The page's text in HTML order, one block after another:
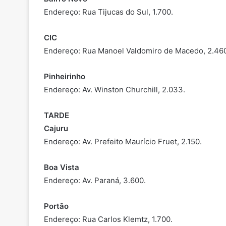
Endereço: Rua Tijucas do Sul, 1.700.
CIC
Endereço: Rua Manoel Valdomiro de Macedo,
Pinheirinho
Endereço: Av. Winston Churchill, 2.033.
TARDE
Cajuru
Endereço: Av. Prefeito Maurício Fruet, 2.150.
Boa Vista
Endereço: Av. Paraná, 3.600.
Portão
Endereço: Rua Carlos Klemtz, 1.700.